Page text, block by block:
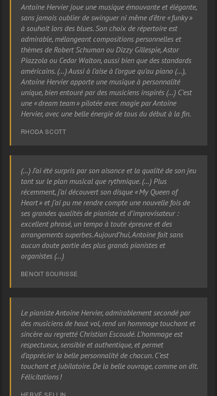
Antoine Hervier joue une musique émouvante et élégante,
sans jamais oublier de swinguer ni même d’être « funky »
à souhait lors des blues. Son choix de répertoire est
admirable, mélangeant compositions personnelles et
thèmes de Robert Schuman ou Dizzy Gillespie, Astor
Piazzola ou Cedar Walton, aussi bien que des standards
américains. (…) Aussi à l’aise à l’orgue qu’au piano (…),
Antoine Hervier apporte une musique à personnalité
unique, bien entouré par des musiciens inspirés (…) C’est
une « dream team » pilotée avec magie par Antoine
Hervier, avec une belle énergie de tous du début à la fin.
RHODA SCOTT
(…) J’ai été surpris par son aisance et la qualité de son jeu
tant sur le plan musical que rythmique. (…) Plus
récemment, j’ai découvert son disque « My Queen of
Heart » et j’ai pu me rendre compte une nouvelle fois de
ses grandes qualités de pianiste et d’improvisateur :
excellent phrasé, un tempo à toute épreuve et des
arrangements superbes. Aujourd’hui, Antoine fait sans
aucun doute partie des plus grands pianistes et
organistes (…)
BENOIT SOURISSE
Le pianiste Antoine Hervier, admirablement secondé par
des musiciens de haut vol, rend un hommage touchant et
sincère au regretté Christian Escoudé. L’hommage est
respectueux, sensible et authentique, et permet
d’apprécier la belle personnalité de chacun. C’est
touchant et jubilatoire. De la belle ouvrage, comme on dit.
Félicitations !